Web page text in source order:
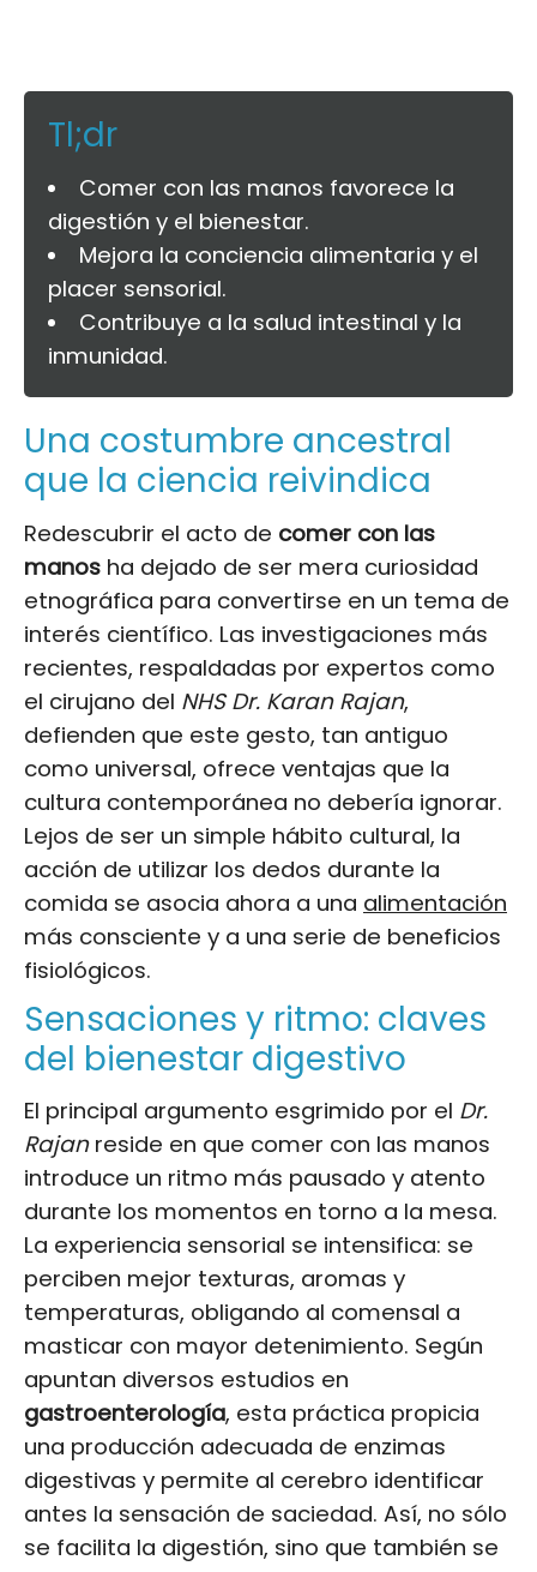
Tl;dr
Comer con las manos favorece la
digestión y el bienestar.
Mejora la conciencia alimentaria y el
placer sensorial.
Contribuye a la salud intestinal y la
inmunidad.
Una costumbre ancestral
que la ciencia reivindica
Redescubrir el acto de comer con las
manos ha dejado de ser mera curiosidad
etnográfica para convertirse en un tema de
interés científico. Las investigaciones más
recientes, respaldadas por expertos como
el cirujano del NHS Dr. Karan Rajan,
defienden que este gesto, tan antiguo
como universal, ofrece ventajas que la
cultura contemporánea no debería ignorar.
Lejos de ser un simple hábito cultural, la
acción de utilizar los dedos durante la
comida se asocia ahora a una alimentación
más consciente y a una serie de beneficios
fisiológicos.
Sensaciones y ritmo: claves
del bienestar digestivo
El principal argumento esgrimido por el Dr.
Rajanreside en que comer con las manos
introduce un ritmo más pausado y atento
durante los momentos en torno a la mesa.
La experiencia sensorial se intensifica: se
perciben mejor texturas, aromas y
temperaturas, obligando al comensal a
masticar con mayor detenimiento. Según
apuntan diversos estudios en
gastroenterología, esta práctica propicia
una producción adecuada de enzimas
digestivas y permite al cerebro identificar
antes la sensación de saciedad. Así, no sólo
se facilita la digestión, sino que también se